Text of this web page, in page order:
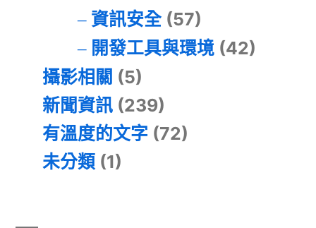
資訊安全(57)
開發工具與環境(42)
攝影相關 (5)
新聞資訊 (239)
有溫度的文字 (72)
未分類 (1)